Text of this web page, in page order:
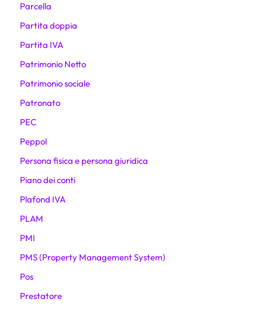
Parcella
Partita doppia
Partita IVA
Patrimonio Netto
Patrimonio sociale
Patronato
PEC
Peppol
Persona fisica e persona giuridica
Piano dei conti
Plafond IVA
PLAM
PMI
PMS (Property Management System)
Pos
Prestatore